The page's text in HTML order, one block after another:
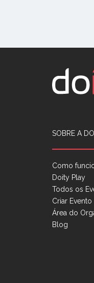
SOBRE A
Como
Doity Play
Todos os
Criar Evento
Área do
Blog